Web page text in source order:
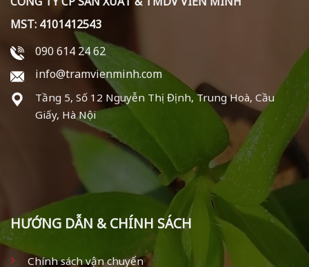
MST: 4101412543
090 614 24 62
info@tramvienminh.com
Tầng 5, Số 12 Nguyễn Thị Định, Trung Hoà, Cầu
Giấy, Hà Nội
HƯỚNG DẪN & CHÍNH SÁCH
Chính sách vận chuyển